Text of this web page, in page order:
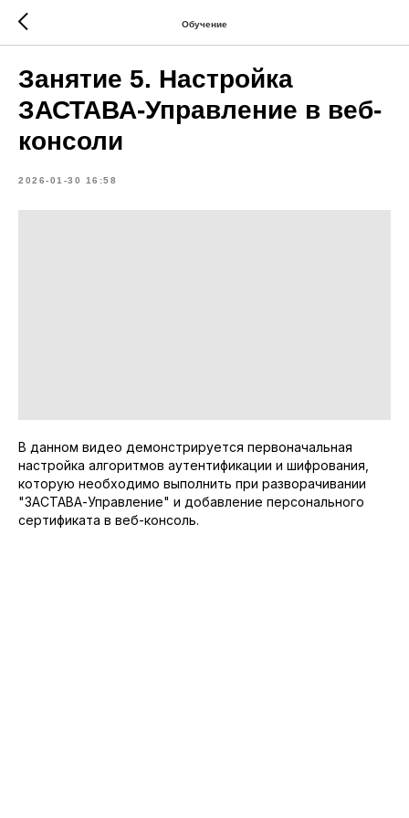
Обучение
Занятие 5. Настройка
ЗАСТАВА-Управление в веб-
консоли
2026-01-30 16:58
В данном видео демонстрируется первоначальная
настройка алгоритмов аутентификации и шифрования,
которую необходимо выполнить при разворачивании
"ЗАСТАВА-Управление" и добавление персонального
сертификата в веб-консоль.